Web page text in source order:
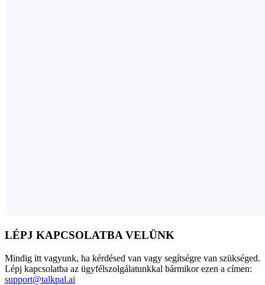
LÉPJ KAPCSOLATBA VELÜNK
Mindig itt vagyunk, ha kérdésed van vagy segítségre van szükséged.
Lépj kapcsolatba az ügyfélszolgálatunkkal bármikor ezen a címen:
support@talkpal.ai